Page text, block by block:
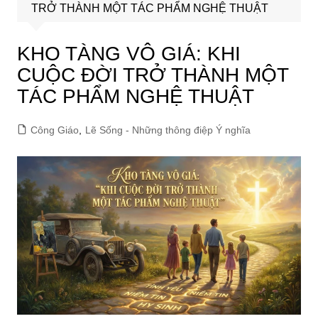
TRỞ THÀNH MỘT TÁC PHẨM NGHỆ THUẬT
KHO TÀNG VÔ GIÁ: KHI
CUỘC ĐỜI TRỞ THÀNH MỘT
TÁC PHẨM NGHỆ THUẬT
Công Giáo, Lẽ Sống - Những thông điệp Ý nghĩa